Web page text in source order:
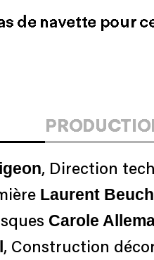
de navette pour
, Direction
Laurent
Carole
, Construction